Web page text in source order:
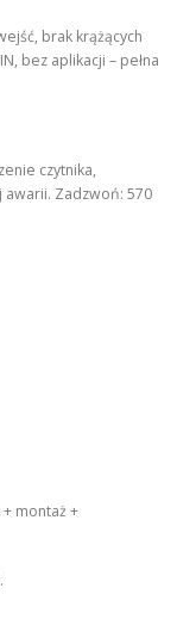
brak krążących
bez aplikacji – pełna
czytnika,
awarii. Zadzwoń: 570
montaż +